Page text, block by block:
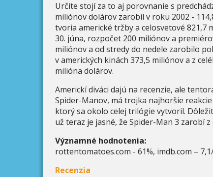
Určite stojí za to aj porovnanie s
miliónov dolárov zarobil v roku 2002 -
tvoria americké tržby a celosvetové 821,7
30. júna, rozpočet 200 miliónov a
miliónov a od stredy do nedele zarobilo
v amerických kinách 373,5 miliónov a z
milióna dolárov.
Americkí diváci dajú na recenzie, ale
Spider-Manov, má trojka najhoršie
ktorý sa okolo celej trilógie vytvoril.
už teraz je jasné, že Spider-Man 3 zarobí z
Významné hodnotenia:
rottentomatoes.com - 61%, imdb.com –
Recenzia